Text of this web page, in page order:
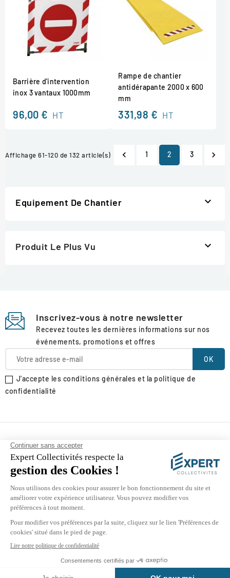
Barrière d'intervention
inox 3 vantaux 1000mm
96,00 € HT
Rampe de chantier
antidérapante 2000 x 600
mm
331,98 € HT
Affichage 61-120 de 132 article(s)  1 2 3 
Equipement De Chantier 
Produit Le Plus Vu 
Inscrivez-vous à notre newsletter
Recevez toutes les dernières informations sur nos
événements, promotions et offres
J'accepte les conditions générales et la politique de
confidentialité
Informations
Suivez-Nous 
À Propos D'Expert Collectivités
Catégories
Informations Légales
This is a standard cookie notice which you can easily
adapt or disable in admin. Please click Accept cookies to
continue to use the site.
© 2026 Expert Collectivités